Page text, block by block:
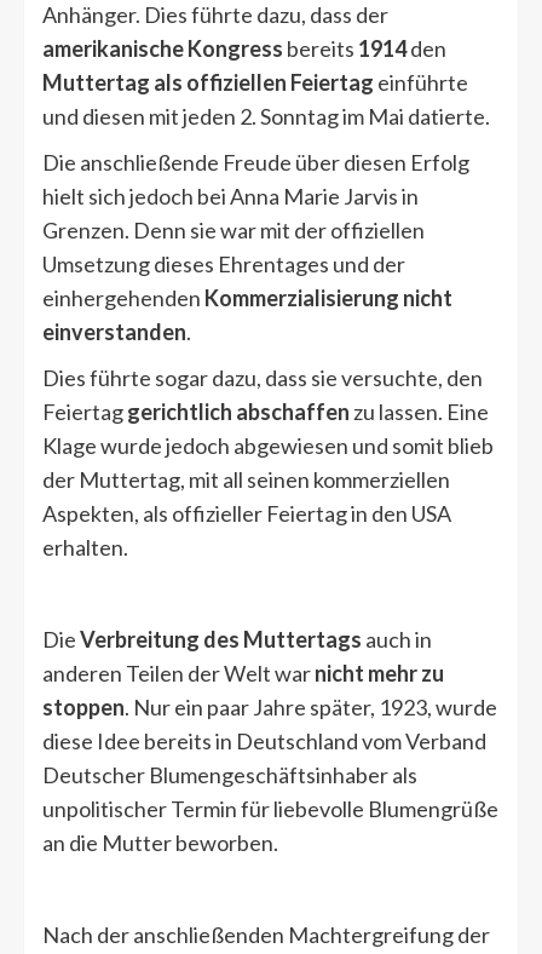
Anhänger. Dies führte dazu, dass der
amerikanische Kongress bereits 1914den
Muttertag als offiziellen Feiertag einführte
und diesen mit jeden 2. Sonntag im Mai datierte.
Die anschließende Freude über diesen Erfolg
hielt sich jedoch bei Anna Marie Jarvis in
Grenzen. Denn sie war mit der offiziellen
Umsetzung dieses Ehrentages und der
einhergehenden Kommerzialisierung nicht
einverstanden.
Dies führte sogar dazu, dass sie versuchte, den
Feiertaggerichtlich abschaffen zu lassen. Eine
Klage wurde jedoch abgewiesen und somit blieb
der Muttertag, mit all seinen kommerziellen
Aspekten, als offizieller Feiertag in den USA
erhalten.
DieVerbreitung des Muttertags auch in
anderen Teilen der Welt warnicht mehr zu
stoppen. Nur ein paar Jahre später, 1923, wurde
diese Idee bereits in Deutschland vom Verband
Deutscher Blumengeschäftsinhaber als
unpolitischer Termin für liebevolle Blumengrüße
an die Mutter beworben.
Nach der anschließenden Machtergreifung der